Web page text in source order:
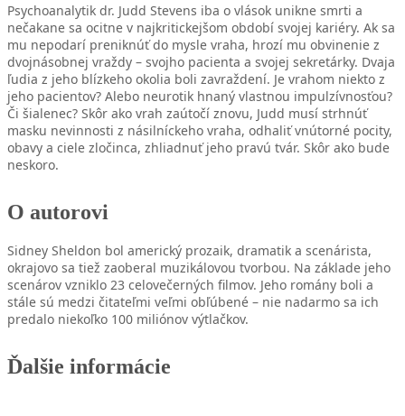
Psychoanalytik dr. Judd Stevens iba o vlások unikne smrti a
nečakane sa ocitne v najkritickejšom období svojej kariéry. Ak sa
mu nepodarí preniknúť do mysle vraha, hrozí mu obvinenie z
dvojnásobnej vraždy – svojho pacienta a svojej sekretárky. Dvaja
ľudia z jeho blízkeho okolia boli zavraždení. Je vrahom niekto z
jeho pacientov? Alebo neurotik hnaný vlastnou impulzívnosťou?
Či šialenec? Skôr ako vrah zaútočí znovu, Judd musí strhnúť
masku nevinnosti z násilníckeho vraha, odhaliť vnútorné pocity,
obavy a ciele zločinca, zhliadnuť jeho pravú tvár. Skôr ako bude
neskoro.
O autorovi
Sidney Sheldon bol americký prozaik, dramatik a scenárista,
okrajovo sa tiež zaoberal muzikálovou tvorbou. Na základe jeho
scenárov vzniklo 23 celovečerných filmov. Jeho romány boli a
stále sú medzi čitateľmi veľmi obľúbené – nie nadarmo sa ich
predalo niekoľko 100 miliónov výtlačkov.
Ďalšie informácie